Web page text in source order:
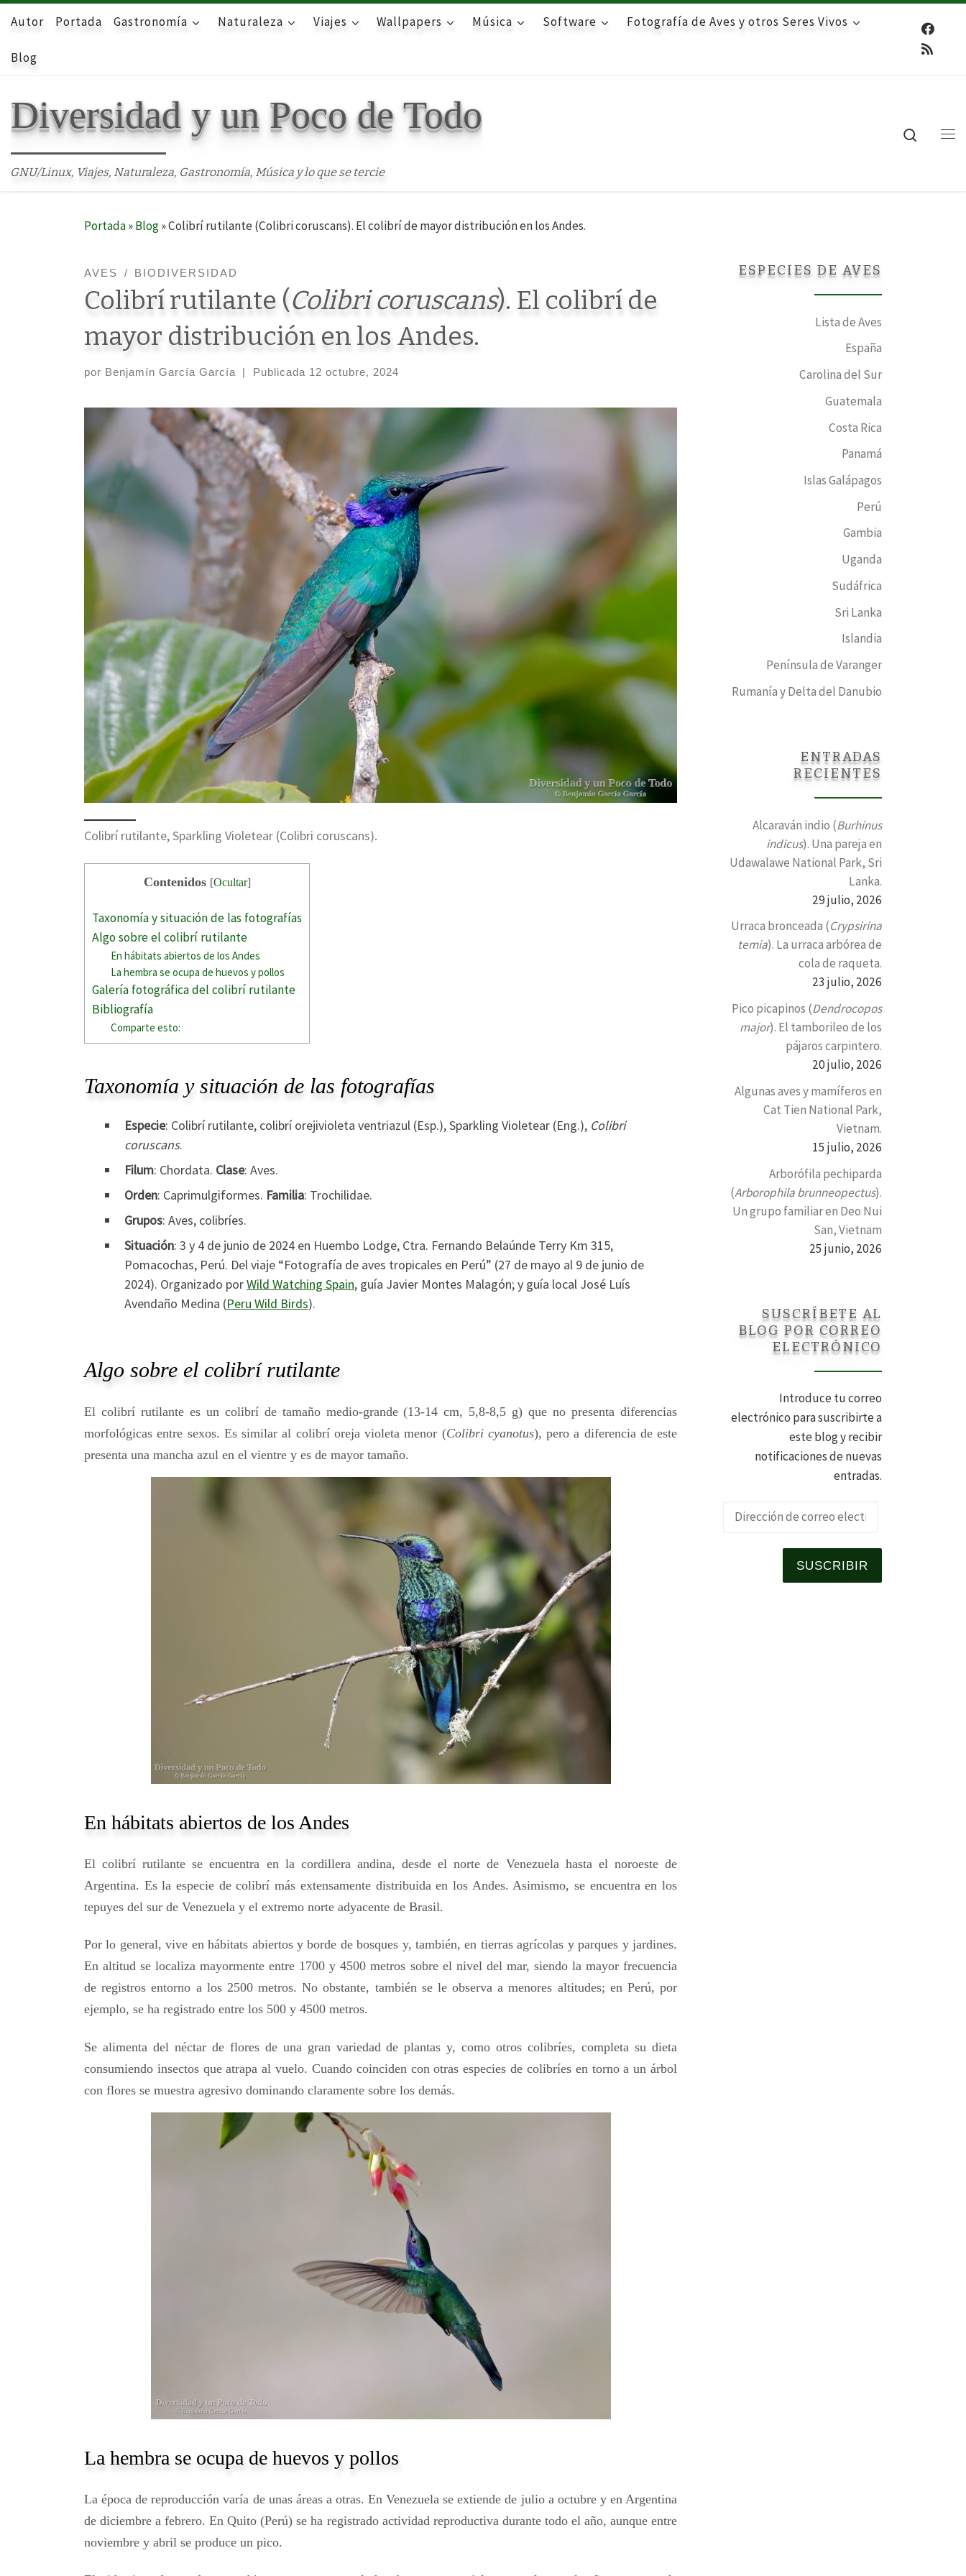
Skip to content
Autor Portada Gastronomía Naturaleza Viajes Wallpapers Música Software Fotografía de Aves y otros Seres Vivos
Blog
Diversidad y un Poco de Todo
GNU/Linux, Viajes, Naturaleza, Gastronomía, Música y lo que se tercie
Search
Portada»Blog»Colibrí rutilante (Colibri coruscans). El colibrí de mayor distribución en los Andes.
AVES BIODIVERSIDAD
Colibrí rutilante (Colibri coruscans). El colibrí de
mayor distribución en los Andes.
por Benjamín García García | Publicada 12 octubre, 2024
Colibrí rutilante, Sparkling Violetear (Colibri coruscans).
Contenidos [Ocultar]
Taxonomía y situación de las fotografías
Algo sobre el colibrí rutilante
En hábitats abiertos de los Andes
La hembra se ocupa de huevos y pollos
Galería fotográfica del colibrí rutilante
Bibliografía
Comparte esto:
Taxonomía y situación de las fotografías
Especie: Colibrí rutilante, colibrí orejivioleta ventriazul (Esp.), Sparkling Violetear (Eng.), Colibri
coruscans.
Filum: Chordata. Clase: Aves.
Orden: Caprimulgiformes. Familia: Trochilidae.
Grupos: Aves, colibríes.
Situación: 3 y 4 de junio de 2024 en Huembo Lodge, Ctra. Fernando Belaúnde Terry Km 315,
Pomacochas, Perú. Del viaje “Fotografía de aves tropicales en Perú” (27 de mayo al 9 de junio de
2024). Organizado porWild Watching Spain, guía Javier Montes Malagón; y guía local José Luís
Avendaño Medina (Peru Wild Birds).
Algo sobre el colibrí rutilante
El colibrí rutilante es un colibrí de tamaño medio-grande (13-14 cm, 5,8-8,5 g) que no presenta diferencias
morfológicas entre sexos. Es similar al colibrí oreja violeta menor (Colibri cyanotus), pero a diferencia de este
presenta una mancha azul en el vientre y es de mayor tamaño.
En hábitats abiertos de los Andes
El colibrí rutilante se encuentra en la cordillera andina, desde el norte de Venezuela hasta el noroeste de
Argentina. Es la especie de colibrí más extensamente distribuida en los Andes. Asimismo, se encuentra en los
tepuyes del sur de Venezuela y el extremo norte adyacente de Brasil.
Por lo general, vive en hábitats abiertos y borde de bosques y, también, en tierras agrícolas y parques y jardines.
En altitud se localiza mayormente entre 1700 y 4500 metros sobre el nivel del mar, siendo la mayor frecuencia
de registros entorno a los 2500 metros. No obstante, también se le observa a menores altitudes; en Perú, por
ejemplo, se ha registrado entre los 500 y 4500 metros.
Se alimenta del néctar de flores de una gran variedad de plantas y, como otros colibríes, completa su dieta
consumiendo insectos que atrapa al vuelo. Cuando coinciden con otras especies de colibríes en torno a un árbol
con flores se muestra agresivo dominando claramente sobre los demás.
La hembra se ocupa de huevos y pollos
La época de reproducción varía de unas áreas a otras. En Venezuela se extiende de julio a octubre y en Argentina
de diciembre a febrero. En Quito (Perú) se ha registrado actividad reproductiva durante todo el año, aunque entre
noviembre y abril se produce un pico.
ESPECIES DE AVES
Lista de Aves
España
Carolina del Sur
Guatemala
Costa Rica
Panamá
Islas Galápagos
Perú
Gambia
Uganda
Sudáfrica
Sri Lanka
Islandia
Península de Varanger
Rumanía y Delta del Danubio
ENTRADAS
RECIENTES
Alcaraván indio (Burhinus
indicus). Una pareja en
Udawalawe National Park, Sri
Lanka.
29 julio, 2026
Urraca bronceada (Crypsirina
temia). La urraca arbórea de
cola de raqueta.
23 julio, 2026
Pico picapinos (Dendrocopos
major). El tamborileo de los
pájaros carpintero.
20 julio, 2026
Algunas aves y mamíferos en
Cat Tien National Park,
Vietnam.
15 julio, 2026
Arborófila pechiparda
(Arborophila brunneopectus).
Un grupo familiar en Deo Nui
San, Vietnam
25 junio, 2026
SUSCRÍBETE AL
BLOG POR CORREO
ELECTRÓNICO
Introduce tu correo
electrónico para suscribirte a
este blog y recibir
notificaciones de nuevas
entradas.
SUSCRIBIR